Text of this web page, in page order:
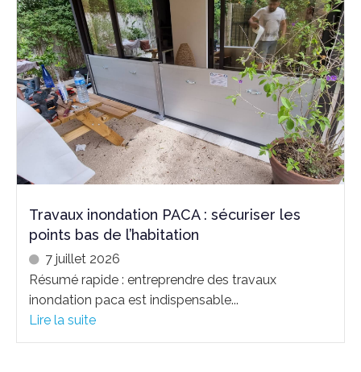
Travaux inondation PACA : sécuriser les
points bas de l’habitation
7 juillet 2026
Résumé rapide : entreprendre des travaux
inondation paca est indispensable...
Lire la suite